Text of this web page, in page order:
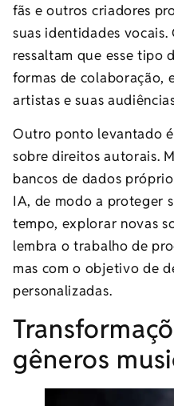
fãs e outros criadores
suas identidades vocais.
ressaltam que esse tipo
formas de colaboração,
artistas e suas
Outro ponto levantado
sobre direitos autorais.
bancos de dados
IA, de modo a proteger
tempo, explorar novas
lembra o trabalho de
mas com o objetivo de
personalizadas.
gêneros